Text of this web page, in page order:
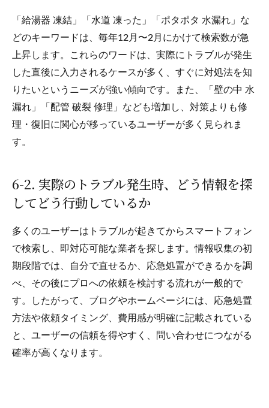
「給湯器 凍結」「水道 凍った」「ポタポタ 水漏れ」な
どのキーワードは、毎年12月〜2月にかけて検索数が急
上昇します。これらのワードは、実際にトラブルが発生
した直後に入力されるケースが多く、すぐに対処法を知
りたいというニーズが強い傾向です。また、「壁の中 水
漏れ」「配管 破裂 修理」なども増加し、対策よりも修
理・復旧に関心が移っているユーザーが多く見られま
す。
6-2. 実際のトラブル発生時、どう情報を探
してどう行動しているか
多くのユーザーはトラブルが起きてからスマートフォン
で検索し、即対応可能な業者を探します。情報収集の初
期段階では、自分で直せるか、応急処置ができるかを調
べ、その後にプロへの依頼を検討する流れが一般的で
す。したがって、ブログやホームページには、応急処置
方法や依頼タイミング、費用感が明確に記載されている
と、ユーザーの信頼を得やすく、問い合わせにつながる
確率が高くなります。